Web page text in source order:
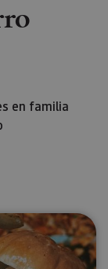
en familia